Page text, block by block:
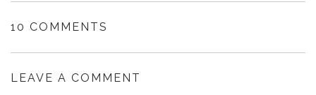
10 COMMENTS
LEAVE A COMMENT